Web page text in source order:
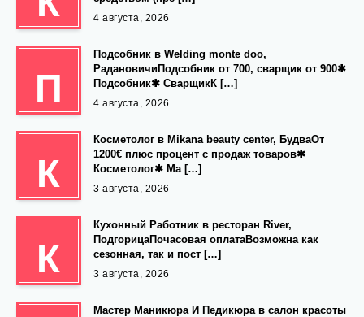
4 августа, 2026
П
Подсобник в Welding monte doo,
РадановичиПодсобник от 700, сварщик от 900✱
Подсобник✱ СварщикК […]
4 августа, 2026
К
Косметолог в Mikana beauty center, БудваОт
1200€ плюс процент с продаж товаров✱
Косметолог✱ Ма […]
3 августа, 2026
К
Кухонный Работник в ресторан River,
ПодгорицаПочасовая оплатаВозможна как
сезонная, так и пост […]
3 августа, 2026
Мастер Маникюра И Педикюра в салон красоты